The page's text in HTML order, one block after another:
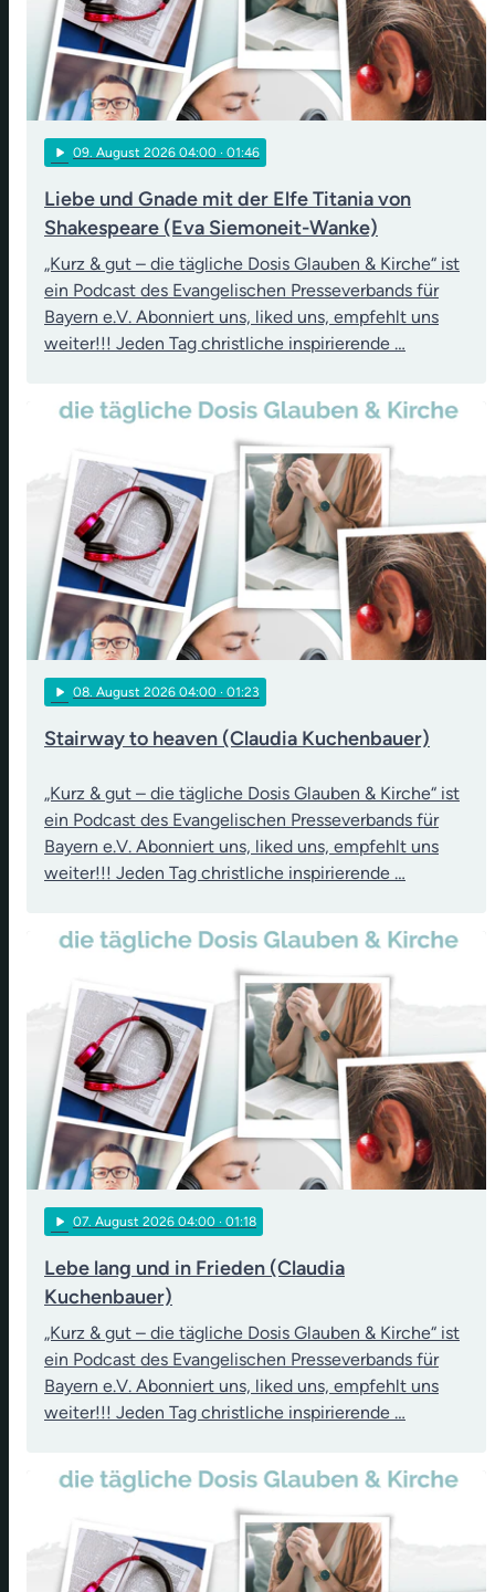
play_arrow 09. August 2026 04:00 · 01:46
Liebe und Gnade mit der Elfe Titania von
Shakespeare (Eva Siemoneit-Wanke)
„Kurz & gut – die tägliche Dosis Glauben & Kirche“ ist
ein Podcast des Evangelischen Presseverbands für
Bayern e.V. Abonniert uns, liked uns, empfehlt uns
weiter!!! Jeden Tag christliche inspirierende …
play_arrow 08. August 2026 04:00 · 01:23
Stairway to heaven (Claudia Kuchenbauer)
„Kurz & gut – die tägliche Dosis Glauben & Kirche“ ist
ein Podcast des Evangelischen Presseverbands für
Bayern e.V. Abonniert uns, liked uns, empfehlt uns
weiter!!! Jeden Tag christliche inspirierende …
play_arrow 07. August 2026 04:00 · 01:18
Lebe lang und in Frieden (Claudia
Kuchenbauer)
„Kurz & gut – die tägliche Dosis Glauben & Kirche“ ist
ein Podcast des Evangelischen Presseverbands für
Bayern e.V. Abonniert uns, liked uns, empfehlt uns
weiter!!! Jeden Tag christliche inspirierende …